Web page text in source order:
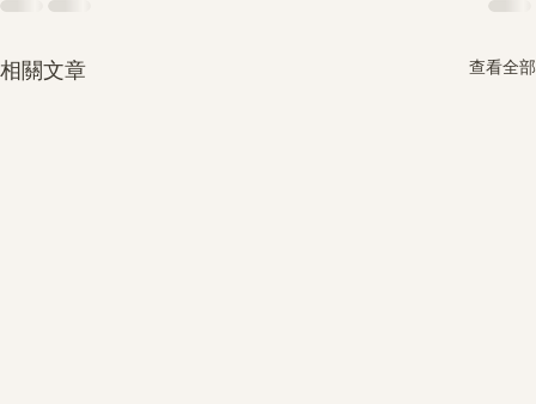
相關文章 查看全部